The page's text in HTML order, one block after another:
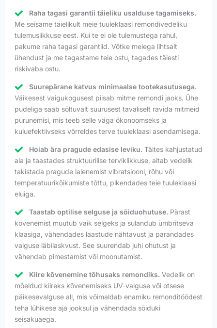
Raha tagasi garantii täieliku usalduse tagamiseks.
Me seisame täielikult meie tuuleklaasi remondivedeliku
tulemuslikkuse eest. Kui te ei ole tulemustega rahul,
pakume raha tagasi garantiid. Võtke meiega lihtsalt
ühendust ja me tagastame teie ostu, tagades täiesti
riskivaba ostu.
Suurepärane katvus minimaalse tootekasutusega.
Väikesest vaigukogusest piisab mitme remondi jaoks. Ühe
pudeliga saab sõltuvalt suurusest tavaliselt ravida mitmeid
purunemisi, mis teeb selle väga ökonoomseks ja
kuluefektiivseks võrreldes terve tuuleklaasi asendamisega.
Hoiab ära pragude edasise leviku. Täites kahjustatud
ala ja taastades struktuurilise terviklikkuse, aitab vedelik
takistada pragude laienemist vibratsiooni, rõhu või
temperatuurikõikumiste tõttu, pikendades teie tuuleklaasi
eluiga.
Taastab optilise selguse ja sõiduohutuse. Pärast
kõvenemist muutub vaik selgeks ja sulandub ümbritseva
klaasiga, vähendades laastude nähtavust ja parandades
valguse läbilaskvust. See suurendab juhi ohutust ja
vähendab pimestamist või moonutamist.
Kiire kõvenemine tõhusaks remondiks. Vedelik on
mõeldud kiireks kõvenemiseks UV-valguse või otsese
päikesevalguse all, mis võimaldab enamiku remonditöödest
teha lühikese aja jooksul ja vähendada sõiduki
seisakuaega.